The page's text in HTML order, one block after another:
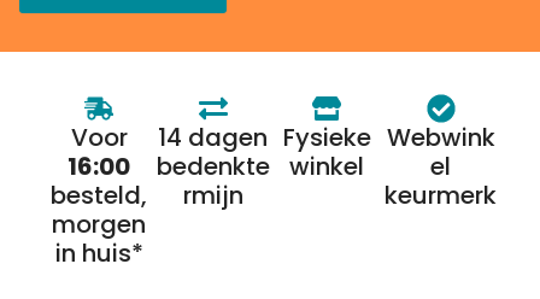
Voor
16:00
besteld,
morgen
in huis*
14 dagen
bedenkte
rmijn
Fysieke
winkel
Webwink
el
keurmerk